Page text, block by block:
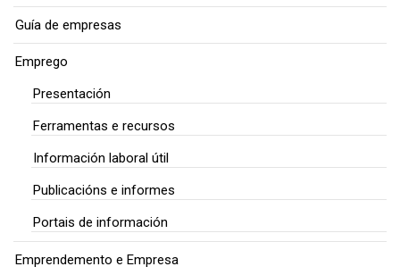
Guía de empresas
Emprego
Presentación
Ferramentas e recursos
Información laboral útil
Publicacións e informes
Portais de información
Emprendemento e Empresa